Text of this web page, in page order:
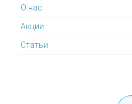
О нас
Акции
Статьи